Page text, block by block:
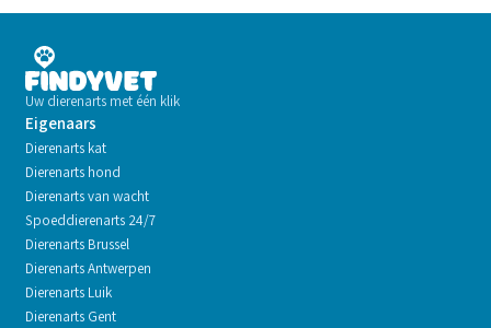
Uw dierenarts met één klik
Eigenaars
Dierenarts kat
Dierenarts hond
Dierenarts van wacht
Spoeddierenarts 24/7
Dierenarts Brussel
Dierenarts Antwerpen
Dierenarts Luik
Dierenarts Gent